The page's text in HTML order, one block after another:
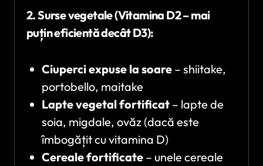
2. Surse vegetale (Vitamina D2 – mai
puțin eficientă decât D3):
Ciuperci expuse la soare – shiitake,
portobello, maitake
Lapte vegetal fortificat– lapte de
soia, migdale, ovăz (dacă este
îmbogățit cu vitamina D)
Cereale fortificate– unele cereale